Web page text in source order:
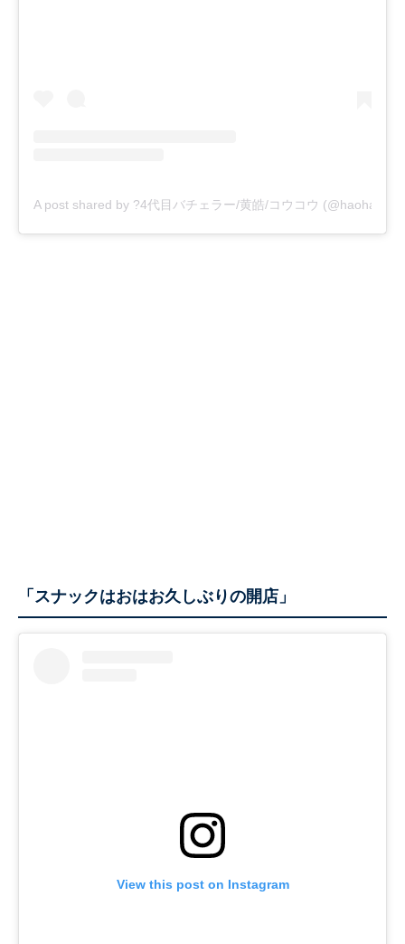
A post shared by ?4代目バチェラー/黄皓/コウコウ
「スナックはおはお久しぶりの開店」
View this post on Instagram